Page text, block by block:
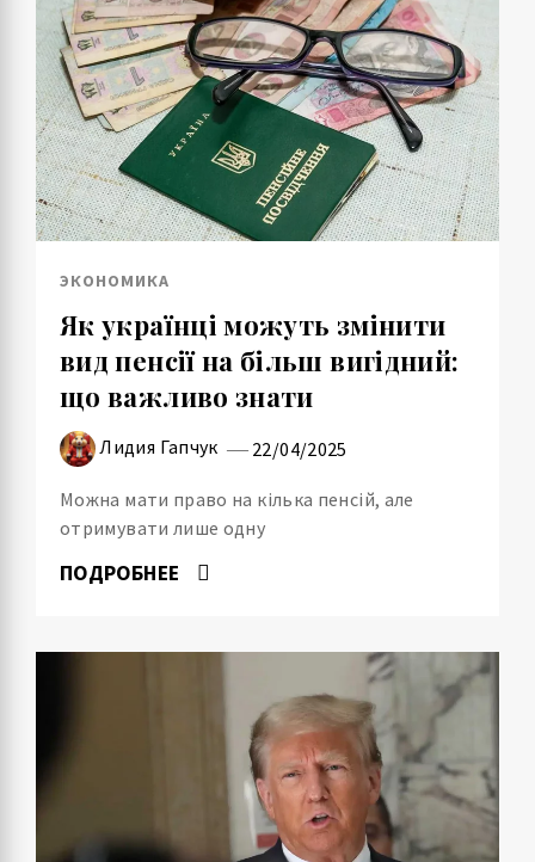
ЭКОНОМИКА
Як українці можуть змінити
вид пенсії на більш вигідний:
що важливо знати
Лидия Гапчук 22/04/2025
Можна мати право на кілька пенсій, але
отримувати лише одну
ПОДРОБНЕЕ